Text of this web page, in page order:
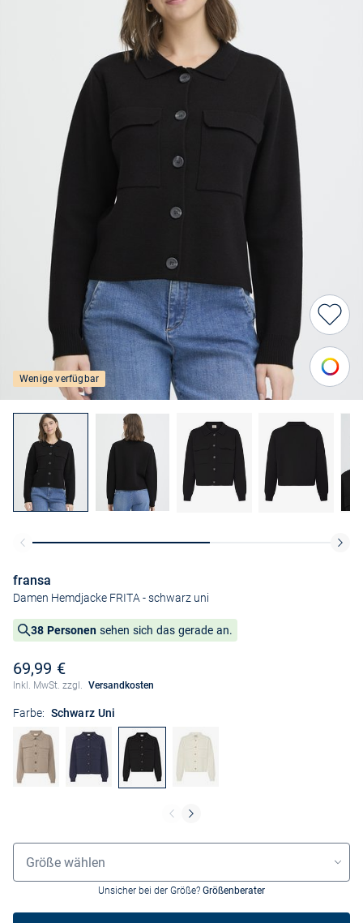
Wenige verfügbar
fransa
Damen Hemdjacke FRITA- schwarz uni
38 Personen sehen sich das gerade an.
69,99 €
Inkl. MwSt. zzgl. Versandkosten
Farbe: Schwarz Uni
Größenauswahl
Größe wählen
Unsicher bei der Größe? Größenberater